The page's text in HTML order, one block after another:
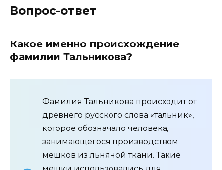
Вопрос-ответ
Какое именно происхождение
фамилии Тальникова?
Фамилия Тальникова происходит от
древнего русского слова «тальник»,
которое обозначало человека,
занимающегося производством
мешков из льняной ткани. Такие